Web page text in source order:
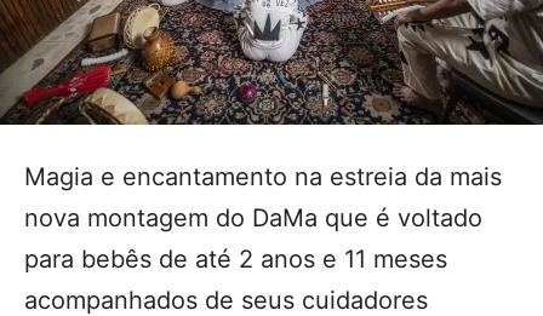
Magia e encantamento na estreia da mais
nova montagem do DaMa que é voltado
para bebês de até 2 anos e 11 meses
acompanhados de seus cuidadores